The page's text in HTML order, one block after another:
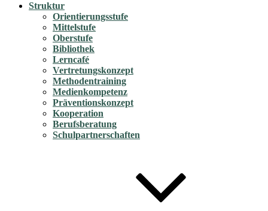
Struktur
Orientierungsstufe
Mittelstufe
Oberstufe
Bibliothek
Lerncafé
Vertretungskonzept
Methodentraining
Medienkompetenz
Präventionskonzept
Kooperation
Berufsberatung
Schulpartnerschaften